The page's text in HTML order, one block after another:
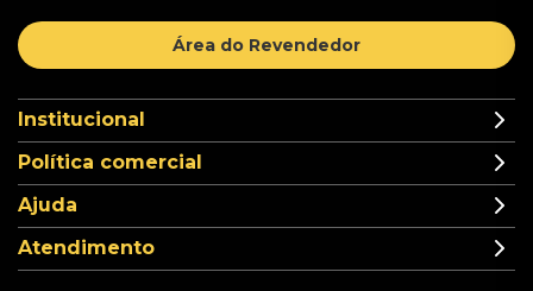
Área do Revendedor
Institucional
Política comercial
Ajuda
Atendimento